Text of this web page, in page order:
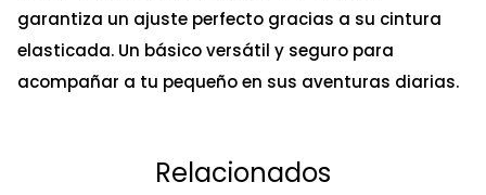
garantiza un ajuste perfecto gracias a su cintura
elasticada. Un básico versátil y seguro para
acompañar a tu pequeño en sus aventuras diarias.
Relacionados